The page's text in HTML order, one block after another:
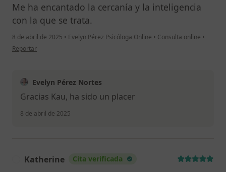
Me ha encantado la cercanía y la inteligencia
con la que se trata.
8 de abril de 2025 • Evelyn Pérez Psicóloga Online • Consulta online •
en opinión del usuario Kau
Reportar
Evelyn Pérez Nortes
Gracias Kau, ha sido un placer
8 de abril de 2025
Katherine Cita verificada